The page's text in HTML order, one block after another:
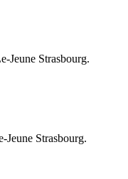
Jeune Strasbourg.
Strasbourg.